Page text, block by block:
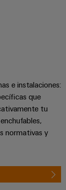
e instalaciones:
que
tu
normativas y